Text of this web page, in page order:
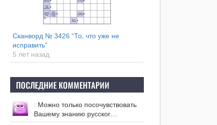
Сканворд № 3426 “То, что уже не
исправить”
5 лет назад
ПОСЛЕДНИЕ КОММЕНТАРИИ
: Можно только посочувствовать
Вашему знанию русског…